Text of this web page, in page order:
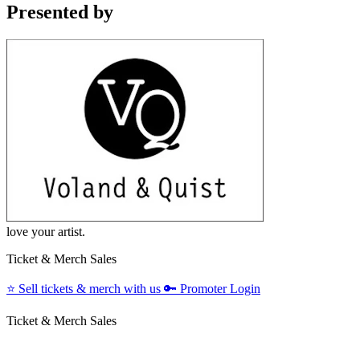
Presented by
love your artist.
Ticket & Merch Sales
⭐️ Sell tickets & merch with us 🔑 Promoter Login
Ticket & Merch Sales